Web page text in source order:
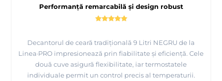
Performanță remarcabilă și design robust
Decantorul de ceară tradițională 9 Litri NEGRU de la
Linea·PRO impresionează prin fiabilitate și eficiență. Cele
două cuve asigură flexibilitate, iar termostatele
individuale permit un control precis al temperaturii.